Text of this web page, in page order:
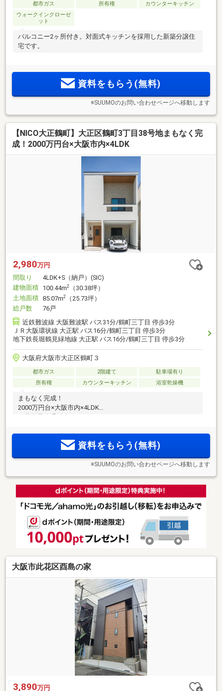
都市ガス 所有権
カウンターキッチン
ウォークインクローゼ
ット
バルコニー2ヶ所付き。対面式キッチンを採用した新築分譲住
宅です。
資料をもらう(無料)
※SUUMOのお問い合わせページへ移動します
【NICO大正鶴町】大正区鶴町3丁目38号地まもなく完
成！2000万円台×大阪市内×4LDK
2,980万円
間取り
4LDK+S（納戸）(SIC)
建物面積 100.44m2
（30.38坪）
土地面積 85.07m2
（25.73坪）
総戸数
76戸
近鉄難波線 大阪難波駅 バス31分/鶴町三丁目 停歩3分
ＪＲ大阪環状線 大正駅 バス16分/鶴町三丁目 停歩3分
地下鉄長堀鶴見緑地線 大正駅 バス16分/鶴町三丁目 停歩3分
大阪府大阪市大正区鶴町３
都市ガス 2階建て
駐車場有り
所有権
カウンターキッチン 浴室乾燥機
まもなく完成！
2000万円台×大阪市内×4LDK
ご見学予約受付中です！
資料をもらう(無料)
※SUUMOのお問い合わせページへ移動します
大阪市此花区酉島の家
3,890万円